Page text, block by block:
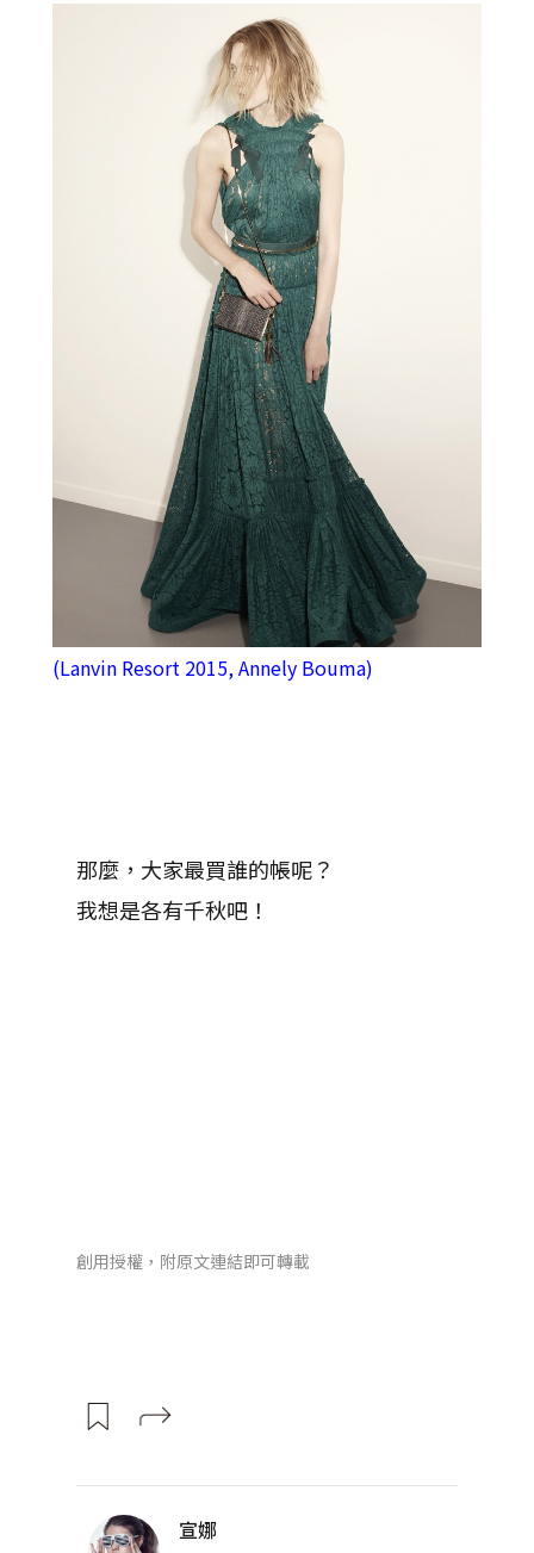
(Lanvin Resort 2015, Annely Bouma)
那麼，大家最買誰的帳呢？
我想是各有千秋吧！
創用授權，附原文連結即可轉載
宣娜